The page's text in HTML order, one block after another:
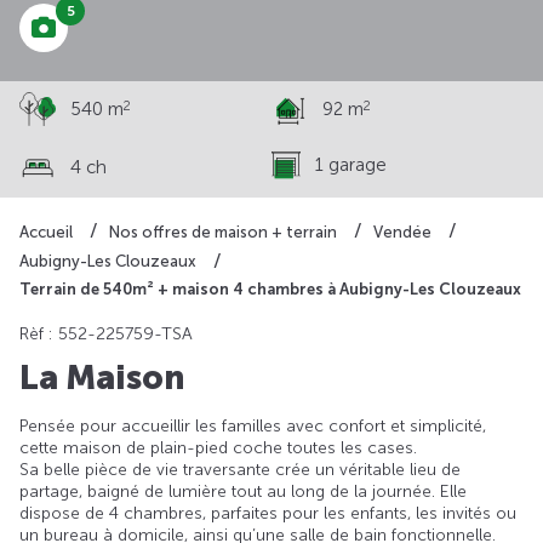
Accueil Nos offres de maison + terrain
Vendée
Aubigny-Les Clouzeaux
Terrain de 540m² + maison 4 chambres à Aubigny-Les Clouzeaux
5
540 m2 92 m2
4 ch 1 garage
Rèf : 552-225759-TSA
La Maison
Pensée pour accueillir les familles avec confort et simplicité,
cette maison de plain-pied coche toutes les cases.
Sa belle pièce de vie traversante crée un véritable lieu de
partage, baigné de lumière tout au long de la journée. Elle
dispose de 4 chambres, parfaites pour les enfants, les invités ou
un bureau à domicile, ainsi qu’une salle de bain fonctionnelle.